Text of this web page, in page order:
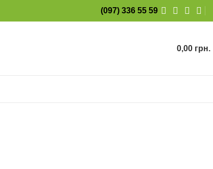
(097) 336 55 59
0,00 грн.